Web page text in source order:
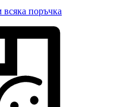
поръчка